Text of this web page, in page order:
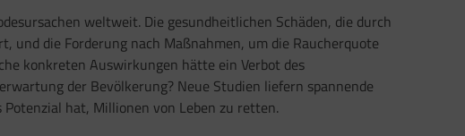
weltweit. Die gesundheitlichen Schäden, die durch
und die Forderung nach Maßnahmen, um die Raucherquote
konkreten Auswirkungen hätte ein Verbot des
der Bevölkerung? Neue Studien liefern spannende
hat, Millionen von Leben zu retten.